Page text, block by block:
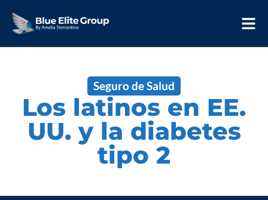
Seguro de Salud
Los latinos en EE.
UU. y la diabetes
tipo 2